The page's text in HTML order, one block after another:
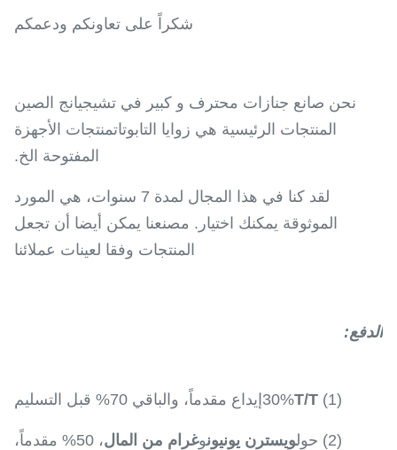
شكراً على تعاونكم ودعمكم
نحن صانع جنازات محترف و كبير في تشيجيانج الصين
المنتجات الرئيسية هي زوايا التابوتاتمنتجات الأجهزة
المفتوحة الخ.
لقد كنا في هذا المجال لمدة 7 سنوات، هي المورد
الموثوقة يمكنك اختيار. مصنعنا يمكن أيضا أن تجعل
المنتجات وفقا لعينات عملائنا
الدفع:
(1) 30%
T/T إيداع مقدماً، والباقي 70% قبل التسليم
(2) حول ويسترن يونيونوغرام من المال
، 50% مقدماً،